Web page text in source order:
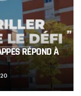
RÉPOND À